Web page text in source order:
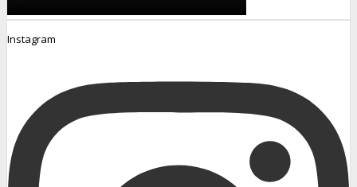
Instagram